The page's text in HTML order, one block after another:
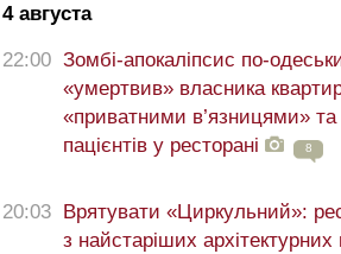
4 августа
22:00 Зомбі-апокаліпсис по-
«умертвив» власника
«приватними в’язницями» та
пацієнтів у ресторані
8
20:03 Врятувати «Циркульний»:
з найстаріших